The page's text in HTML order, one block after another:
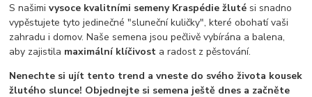
S našimivysoce kvalitními semeny Kraspédie žluté si snadno
vypěstujete tyto jedinečné "sluneční kuličky", které obohatí vaši
zahradu i domov. Naše semena jsou pečlivě vybírána a balena,
aby zajistila maximální klíčivost a radost z pěstování.
Nenechte si ujít tento trend a vneste do svého života kousek
žlutého slunce! Objednejte si semena ještě dnes a začněte